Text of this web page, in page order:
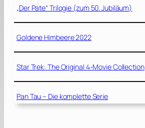
„Der Pate“ Trilogie (zum 50. Jubiläum)
Goldene Himbeere 2022
Star Trek: The Original 4-Movie Collection
Pan Tau – Die komplette Serie